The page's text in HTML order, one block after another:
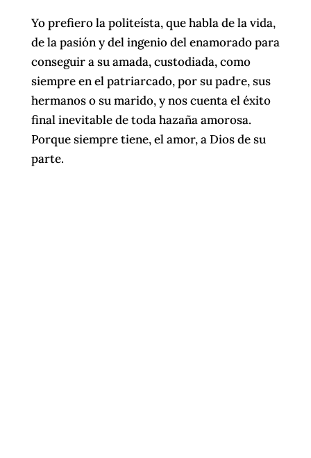
Yo prefiero la politeísta, que habla de la vida,
de la pasión y del ingenio del enamorado para
conseguir a su amada, custodiada, como
siempre en el patriarcado, por su padre, sus
hermanos o su marido, y nos cuenta el éxito
final inevitable de toda hazaña amorosa.
Porque siempre tiene, el amor, a Dios de su
parte.